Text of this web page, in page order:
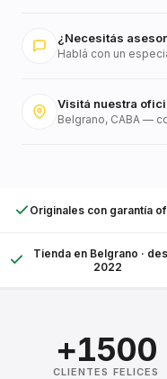
¿Necesitás
Hablá con un
Visitá nuestra
Belgrano, CABA —
Originales con garantía
Tienda en Belgrano ·
2022
+1500
CLIENTES FELICES